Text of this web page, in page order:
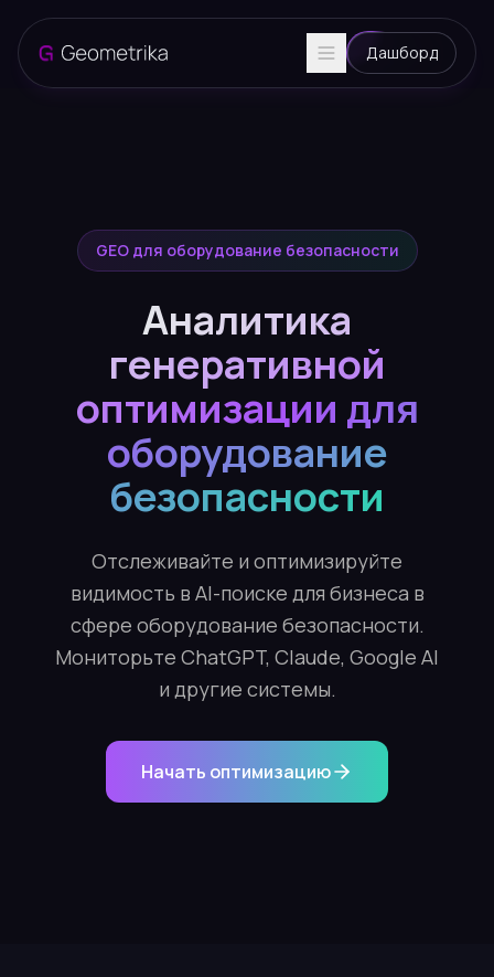
Дашборд
GEO для оборудование безопасности
Аналитика
генеративной
оптимизации для
оборудование
безопасности
Отслеживайте и оптимизируйте
видимость в AI-поиске для бизнеса в
сфере оборудование безопасности.
Мониторьте ChatGPT, Claude, Google AI
и другие системы.
Начать оптимизацию